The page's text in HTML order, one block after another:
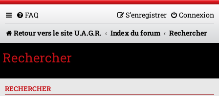
FAQ Connexion
S’enregistrer
Retour vers le site U.A.G.R.
Index du forum Rechercher
Rechercher
RECHERCHER